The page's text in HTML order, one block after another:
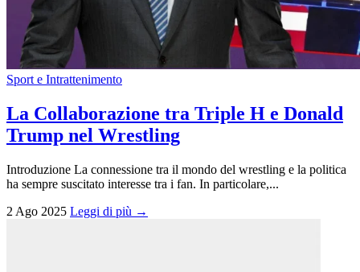
Sport e Intrattenimento
La Collaborazione tra Triple H e Donald
Trump nel Wrestling
Introduzione La connessione tra il mondo del wrestling e la politica
ha sempre suscitato interesse tra i fan. In particolare,...
2 Ago 2025 Leggi di più →